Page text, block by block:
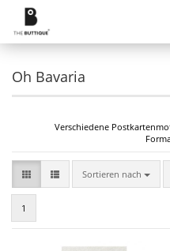
Oh Bavaria
Verschiedene
Sortieren nach
Sortieren nach
1